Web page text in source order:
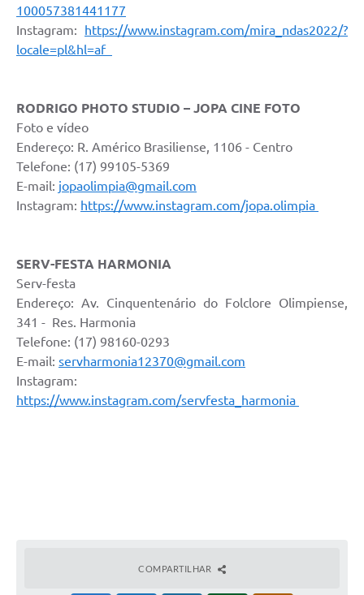
100057381441177
Instagram: https://www.instagram.com/mira_ndas2022/?
locale=pl&hl=af
RODRIGO PHOTO STUDIO – JOPA CINE FOTO
Foto e vídeo
Endereço: R. Américo Brasiliense, 1106 - Centro
Telefone: (17) 99105-5369
E-mail: jopaolimpia@gmail.com
Instagram: https://www.instagram.com/jopa.olimpia
SERV-FESTA HARMONIA
Serv-festa
Endereço: Av. Cinquentenário do Folclore Olimpiense,
341 - Res. Harmonia
Telefone: (17) 98160-0293
E-mail: servharmonia12370@gmail.com
Instagram:
https://www.instagram.com/servfesta_harmonia
COMPARTILHAR